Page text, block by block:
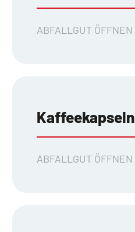
ABFALLGUT ÖFFNEN
Kaffeekapseln
ABFALLGUT ÖFFNEN